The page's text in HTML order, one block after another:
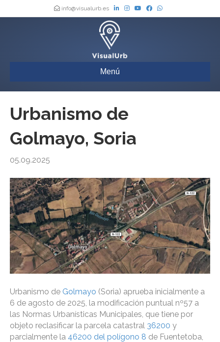
info@visualurb.es
Menú
Urbanismo de
Golmayo, Soria
05.09.2025
Urbanismo de Golmayo (Soria) aprueba inicialmente a
6 de agosto de 2025, la modificación puntual nº57 a
las Normas Urbanísticas Municipales, que tiene por
objeto reclasificar la parcela catastral 36200 y
parcialmente la 46200 del polígono 8 de Fuentetoba,